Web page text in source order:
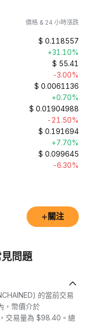
價格 & 24 小時漲跌
$ 0.118557
+31.10%
$ 55.41
-3.00%
$ 0.0061136
+0.70%
$ 0.01904988
-21.50%
$ 0.191694
+7.70%
$ 0.099645
-6.30%
+ 關注
問題
的當前交易
，幣價介於
交易量為 $98.40。總